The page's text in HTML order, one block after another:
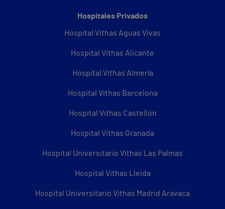
Hospitales Privados
Hospital Vithas Aguas Vivas
Hospital Vithas Alicante
Hospital Vithas Almería
Hospital Vithas Barcelona
Hospital Vithas Castellón
Hospital Vithas Granada
Hospital Universitario Vithas Las Palmas
Hospital Vithas Lleida
Hospital Universitario Vithas Madrid Aravaca